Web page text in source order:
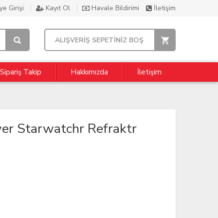
Girişi Kayıt Ol Havale Bildirimi İletişim
ALIŞVERİŞ SEPETİNİZ BOŞ
Sipariş Takip Hakkımızda İletişim
Starwatchr Refraktr